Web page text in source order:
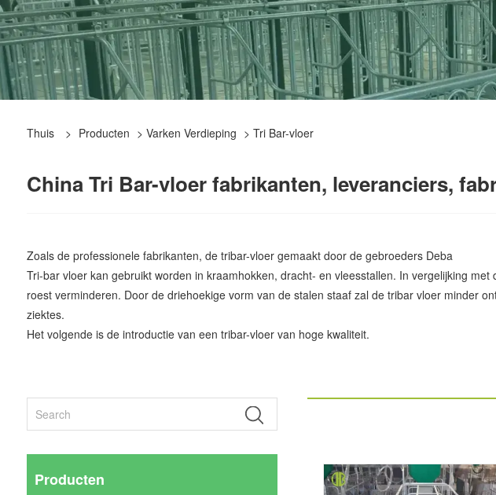
Thuis > Producten > Varken Verdieping > Tri Bar-vloer
China Tri Bar-vloer fabrikanten, leveranciers,
Zoals de professionele fabrikanten, de tribar-vloer gemaakt door de gebroeders Deba
Tri-bar vloer kan gebruikt worden in kraamhokken, dracht- en vleesstallen. In vergelijking
roest verminderen. Door de driehoekige vorm van de stalen staaf zal de tribar vloer minder
ziektes.
Het volgende is de introductie van een tribar-vloer van hoge kwaliteit.
Producten